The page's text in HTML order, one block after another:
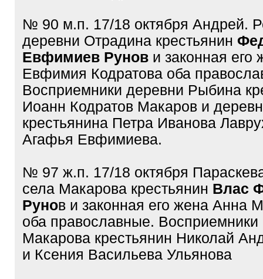
№ 90 м.п. 17/18 октября Андрей.
деревни Отрадина крестьянин
Евфимиев Рунов и законная его
Евфимия Кодратова оба
Восприемники деревни Рыбина
Иоанн Кодратов Макаров и
крестьянина Петра Иванова
Агафья Евфимиева.
№ 97 ж.п. 17/18 октября
села Макарова крестьянин Влас
Рунов и законная его жена Анна
оба православные. Восприемники
Макарова крестьянин Николай
и Ксения Васильева Ульянова